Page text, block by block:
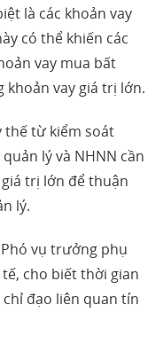
là các khoản vay
có thể khiến các
vay mua bất
khoản vay giá trị lớn.
thế từ kiểm soát
lý và NHNN cần
trị lớn để thuận
lý.
vụ trưởng phụ
cho biết thời gian
đạo liên quan tín